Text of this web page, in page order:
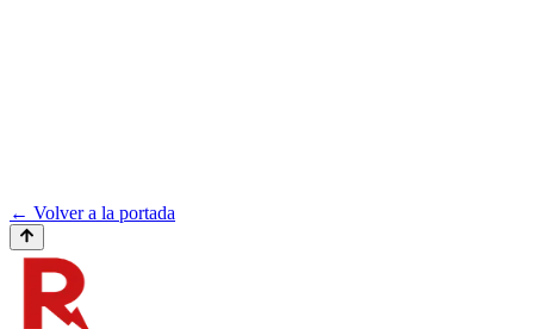
← Volver a la portada